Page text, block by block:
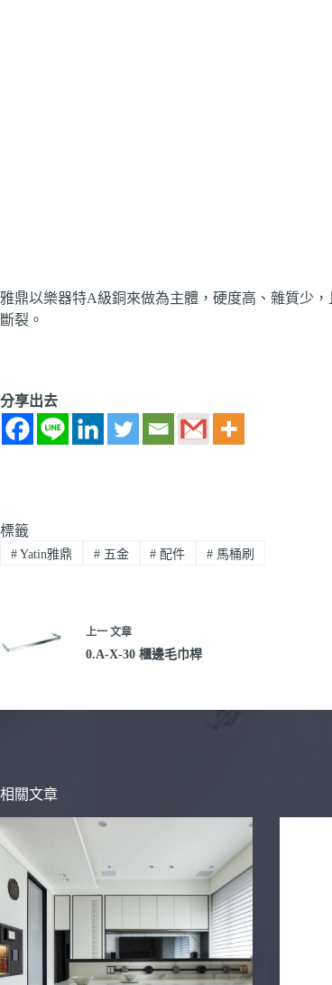
雅鼎以樂器特A級銅來做為主體，硬度高、雜質少
斷裂。
分享出去
標籤
#Yatin雅鼎 #五金 # 配件 # 馬桶刷
上一 文章
0.A-X-30 櫃邊毛巾桿
相關文章